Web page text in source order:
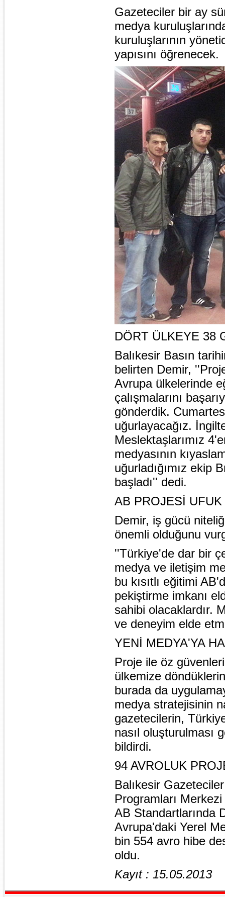
Gazeteciler bir ay
medya
kuruluşlarının
yapısını öğrenecek.
DÖRT ÜLKEYE 38
Balıkesir Basın
belirten Demir,
Avrupa ülkelerinde
çalışmalarını
gönderdik.
uğurlayacağız.
Meslektaşlarımız
medyasının
uğurladığımız ekip
başladı'' dedi.
AB PROJESİ UFUK
Demir, iş gücü
önemli olduğunu
''Türkiye'de dar bir
medya ve iletişim
bu kısıtlı eğitimi
pekiştirme imkanı
sahibi olacaklardır.
ve deneyim elde
YENİ MEDYA'YA
Proje ile öz
ülkemize
burada da
medya stratejisinin
gazetecilerin,
nasıl oluşturulması
bildirdi.
94 AVROLUK
Balıkesir
Programları
AB Standartlarında
Avrupa'daki Yerel
bin 554 avro hibe
oldu.
Kayıt : 15.05.2013